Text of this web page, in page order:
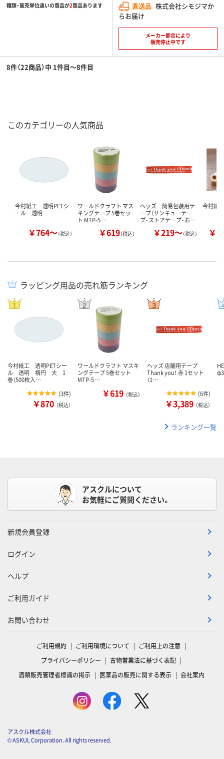
種類・販売単位違いの商品が2商品あります
直送品 株式会社シモジマか
らお届け
メーカー都合により
販売停止中です
8件（22商品）中 1件目～8件目
このカテゴリーの人気商品
今村紙工 透明PETシ
ール 透明
￥764～（税込）
ワールドクラフト マス
キングテープ 5巻セッ
ト MTP-5 …
￥619（税込）
ヘッズ 簡易包装用テ
ープ（サンキューテー
プ・ストアテープ・お…
￥219～（税込）
今村紙
￥
ラッピング用品の売れ筋ランキング
今村紙工 透明PETシー
ル 透明 楕円 大 1
巻（500枚入…
(3件)
￥870 （税込）
ワールドクラフト マスキ
ングテープ 5巻セット
MTP-5 …
￥619 （税込）
ヘッズ 店舗用テープ
Thank you！ 赤 1セット
（1…
(6件)
￥3,389 （税込）
ランキング一覧
アスクルについて
お気軽にご質問ください。
新規会員登録
ログイン
ヘルプ
ご利用ガイド
お問い合わせ
ご利用規約 ご利用環境について
ご利用上の注意
プライバシーポリシー
古物営業法に基づく表記
酒類販売管理者標識の掲示
医薬品の販売に関する表示 会社案内
アスクル株式会社
© ASKUL Corporation. All rights reserved.